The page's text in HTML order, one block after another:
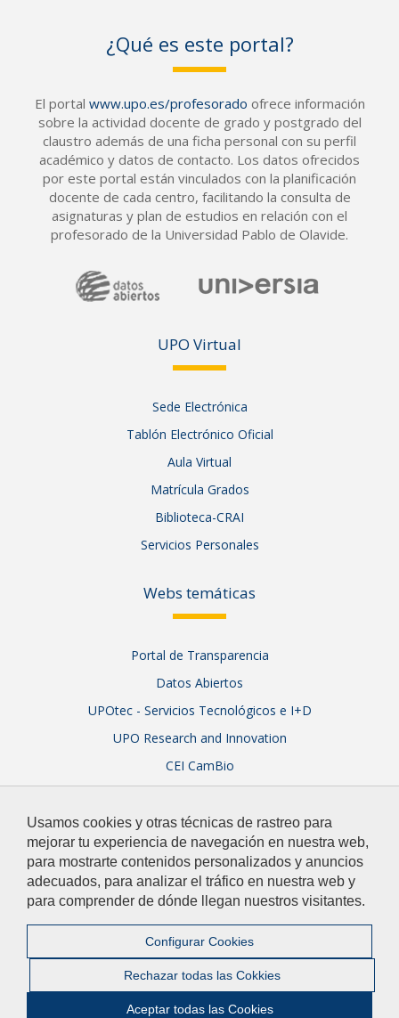
Usamos cookies y otras técnicas de rastreo para
mejorar tu experiencia de navegación en nuestra web,
para mostrarte contenidos personalizados y anuncios
adecuados, para analizar el tráfico en nuestra web y
para comprender de dónde llegan nuestros visitantes.
Configurar Cookies
Rechazar todas las Cokkies
Aceptar todas las Cookies
¿Qué es este portal?
El portal www.upo.es/profesorado ofrece información
sobre la actividad docente de grado y postgrado del
claustro además de una ficha personal con su perfil
académico y datos de contacto. Los datos ofrecidos
por este portal están vinculados con la planificación
docente de cada centro, facilitando la consulta de
asignaturas y plan de estudios en relación con el
profesorado de la Universidad Pablo de Olavide.
UPO Virtual
Sede Electrónica
Tablón Electrónico Oficial
Aula Virtual
Matrícula Grados
Biblioteca-CRAI
Servicios Personales
Webs temáticas
Portal de Transparencia
Datos Abiertos
UPOtec - Servicios Tecnológicos e I+D
UPO Research and Innovation
CEI CamBio
© 2026 Universidad Pablo de Olavide
Aviso Legal y Política de Privacidad
| Mapa web
Ir a Facebook
Ir a Twitter
Ir a Instagram
Ir a Linkedin
Ir aIr aIr a